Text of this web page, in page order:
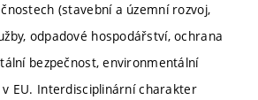
(stavební a územní rozvoj,
odpadové hospodářství, ochrana
bezpečnost, environmentální
v EU. Interdisciplinární charakter